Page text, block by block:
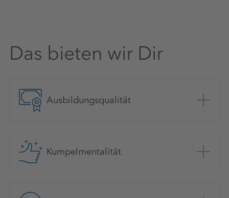
Das bieten wir Dir
Ausbildungsqualität
Kumpelmentalität